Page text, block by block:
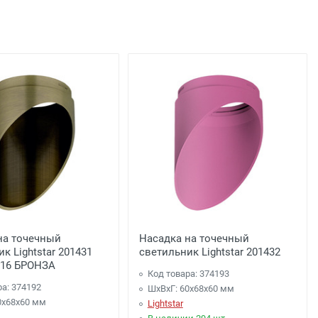
рублей), до подъезда;
точечный
Lightstar 201431
БРОНЗА
374192
мм
Насадка на точечный
светильник Lightstar 201432
Код товара: 374193
ШхВхГ: 60x68x60 мм
Lightstar